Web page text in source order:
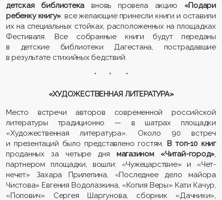
детская библиотека вновь провела акцию «Подари
ребенку книгу»: все желающие принесли книги и оставили
их на специальных стойках, расположенных на площадках
Фестиваля. Все собранные книги будут переданы
в детские библиотеки Дагестана, пострадавшие
в результате стихийных бедствий.
* * *
«ХУДОЖЕСТВЕННАЯ ЛИТЕРАТУРА»
Место встречи авторов современной российской
литературы традиционно — в шатрах площадки
«Художественная литература». Около 90 встреч
и презентаций было представлено гостям. В топ-10 книг
проданных за четыре дня магазином «Читай-город»,
партнером площадки, вошли: «Чужецарствие» и «Чет-
нечет» Захара Прилепина, «Последнее дело майора
Чистова» Евгения Водолазкина, «Копия Веры» Кати Качур,
«Попович» Сергея Шаргунова, сборник «Дачники»,